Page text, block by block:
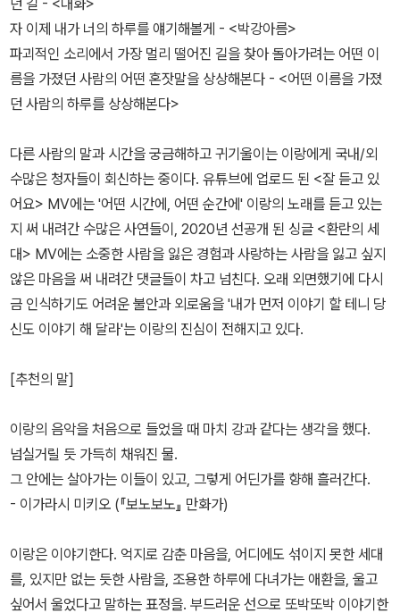
자 이제 내가 너의 하루를 얘기해볼게 - <박강아름>
파괴적인 소리에서 가장 멀리 떨어진 길을 찾아 돌아가려는 어떤 이
름을 가졌던 사람의 어떤 혼잣말을 상상해본다 - <어떤 이름을 가졌
던 사람의 하루를 상상해본다>
다른 사람의 말과 시간을 궁금해하고 귀기울이는 이랑에게 국내/외
수많은 청자들이 회신하는 중이다. 유튜브에 업로드 된 <잘 듣고 있
어요> MV에는 '어떤 시간에, 어떤 순간에' 이랑의 노래를 듣고 있는
지 써 내려간 수많은 사연들이, 2020년 선공개 된 싱글 <환란의 세
대> MV에는 소중한 사람을 잃은 경험과 사랑하는 사람을 잃고 싶지
않은 마음을 써 내려간 댓글들이 차고 넘친다. 오래 외면했기에 다시
금 인식하기도 어려운 불안과 외로움을 '내가 먼저 이야기 할 테니 당
신도 이야기 해 달라'는 이랑의 진심이 전해지고 있다.
[추천의 말]
이랑의 음악을 처음으로 들었을 때 마치 강과 같다는 생각을 했다.
넘실거릴 듯 가득히 채워진 물.
그 안에는 살아가는 이들이 있고, 그렇게 어딘가를 향해 흘러간다.
- 이가라시 미키오 (『보노보노』 만화가)
이랑은 이야기한다. 억지로 감춘 마음을, 어디에도 섞이지 못한 세대
를, 있지만 없는 듯한 사람을, 조용한 하루에 다녀가는 애환을, 울고
싶어서 울었다고 말하는 표정을. 부드러운 선으로 또박또박 이야기한